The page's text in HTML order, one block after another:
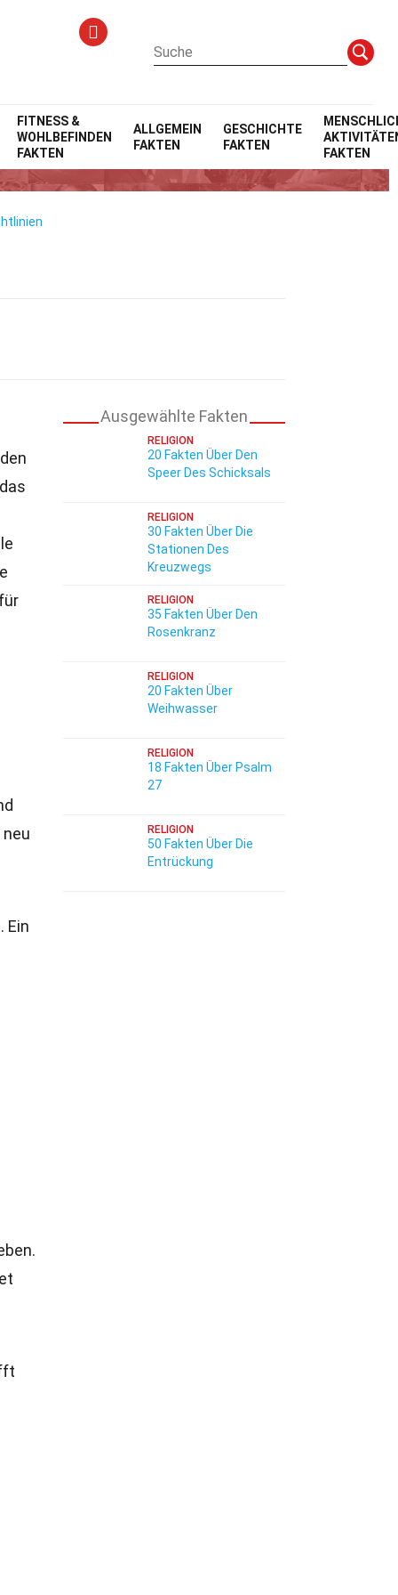
FITNESS &
WOHLBEFINDEN
FAKTEN
ALLGEMEIN
FAKTEN
GESCHICHTE
FAKTEN
FAKTEN
Ein
Ausgewählte Fakten
RELIGION
20 Fakten Über Den
Speer Des Schicksals
RELIGION
30 Fakten Über Die
Stationen Des
Kreuzwegs
RELIGION
35 Fakten Über Den
Rosenkranz
RELIGION
20 Fakten Über
Weihwasser
RELIGION
18 Fakten Über Psalm
27
RELIGION
50 Fakten Über Die
Entrückung